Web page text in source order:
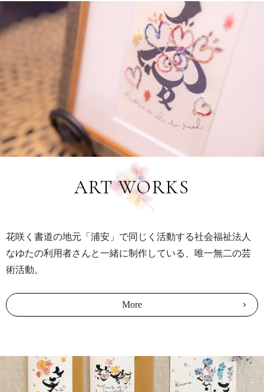
ART WORKS
花咲く書道の地元「浦安」で同じく活動する社会福祉法人
なゆたの利用者さんと一緒に制作している、唯一無二の芸
術活動。
More